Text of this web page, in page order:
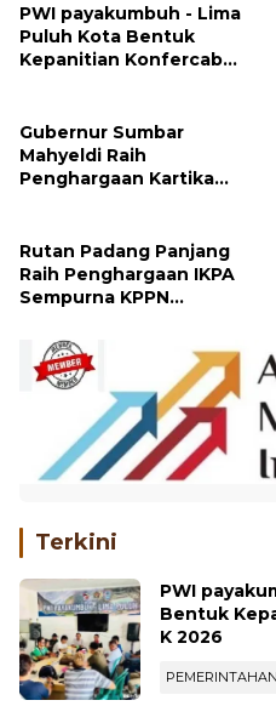
PWI payakumbuh - Lima
Puluh Kota Bentuk
Kepanitian Konfercab
Gubernur Sumbar
Mahyeldi Raih
Penghargaan Kartika
Rutan Padang Panjang
Raih Penghargaan IKPA
Sempurna KPPN
Terkini
PWI
Bentuk
K 2026
PEMERINTAHAN